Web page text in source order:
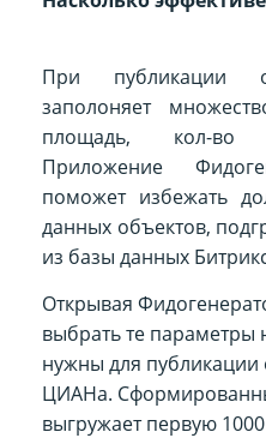
При публикации
заполоняет
площадь, кол-во
Приложение
поможет избежать
данных объектов,
из базы данных
Открывая
выбрать те
нужны для публикации
ЦИАНа.
выгружает первую